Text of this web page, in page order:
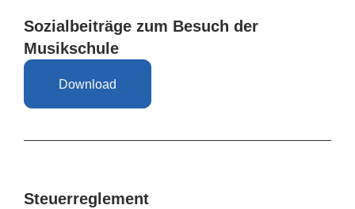
Sozialbeiträge zum Besuch der
Musikschule
Download
Steuerreglement